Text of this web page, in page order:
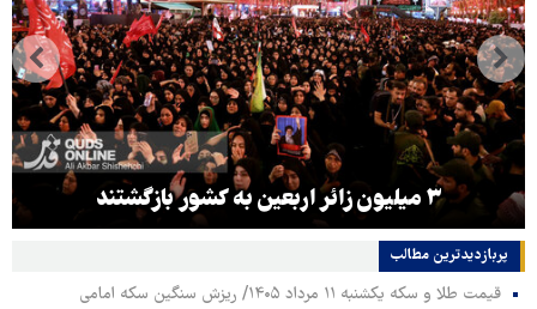
۳ میلیون زائر اربعین به کشور بازگشتند
پربازدیدترین‌ مطالب
قیمت طلا و سکه یکشنبه ۱۱ مرداد ۱۴۰۵/ ریزش سنگین سکه امامی